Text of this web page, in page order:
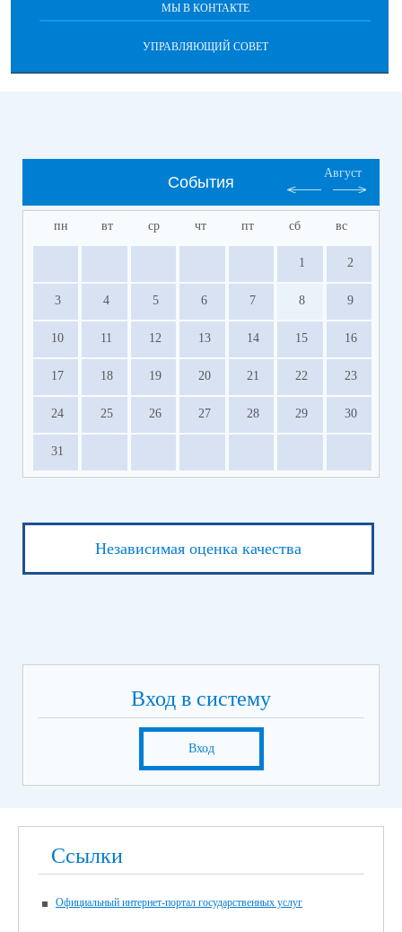
МЫ В КОНТАКТЕ
УПРАВЛЯЮЩИЙ СОВЕТ
События
Август
пн вт ср чт пт сб вс
1 2
3 4 5 6 7 8 9
10 11 12 13 14 15 16
17 18 19 20 21 22 23
24 25 26 27 28 29 30
31
Независимая оценка качества
Вход в систему
Вход
Ссылки
Официальный интернет-портал государственных услуг